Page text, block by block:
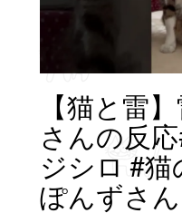
【猫と雷
さんの反
ジシロ #
ぽんずさん